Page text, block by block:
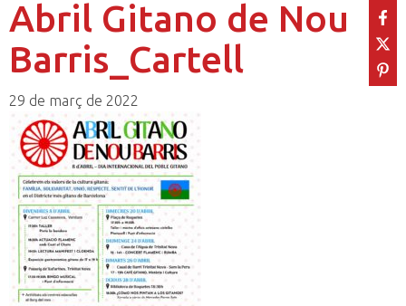
Abril Gitano de Nou
Barris_Cartell
29 de març de 2022